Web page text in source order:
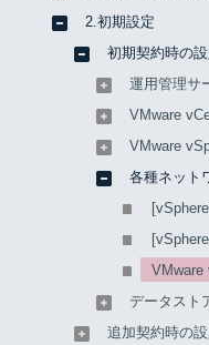
2.初期設定
初期契約時の
運用管理サ
VMware
VMware
各種ネット
VMware
データスト
追加契約時の